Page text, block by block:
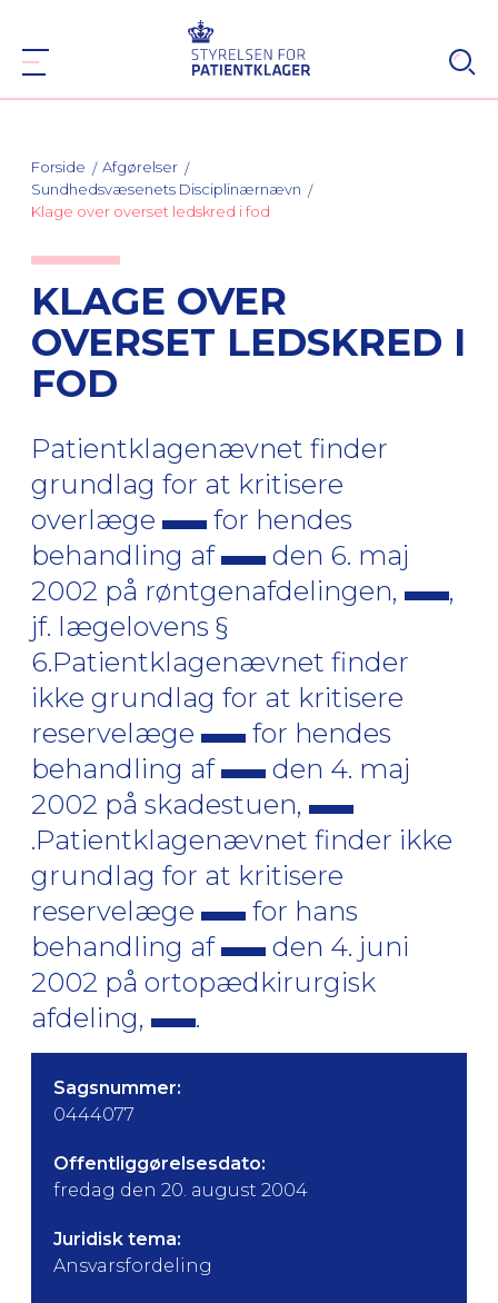
Forside
Afgørelser
Sundhedsvæsenets Disciplinærnævn
Klage over overset ledskred i fod
KLAGE OVER
OVERSET LEDSKRED I
FOD
Patientklagenævnet finder
grundlag for at kritisere
overlæge
for hendes
behandling af
den 6. maj
2002 på røntgenafdelingen,
,
jf. lægelovens §
6.Patientklagenævnet finder
ikke grundlag for at kritisere
reservelæge
for hendes
behandling af
den 4. maj
2002 på skadestuen,
.Patientklagenævnet finder ikke
grundlag for at kritisere
reservelæge
for hans
behandling af
den 4. juni
2002 på ortopædkirurgisk
afdeling,
.
Sagsnummer:
0444077
Offentliggørelsesdato:
fredag den 20. august 2004
Juridisk tema:
Ansvarsfordeling